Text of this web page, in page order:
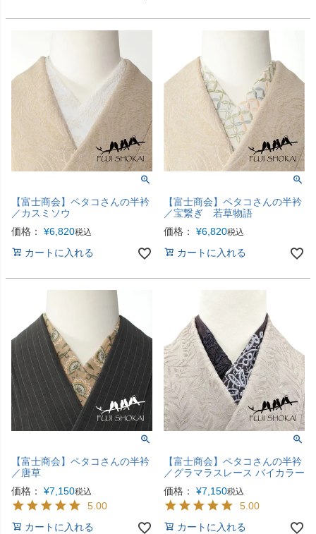
【富士商会】ペタコさんの半衿
／カスミソウ
価格：
¥6,820税込
カートに入れる
【富士商会】ペタコさんの半衿
／宝繋ぎ 若草物語
価格：
¥6,820税込
カートに入れる
【富士商会】ペタコさんの半衿
／唐草
価格：
¥7,150税込
5.00
カートに入れる
【富士商会】ペタコさんの半衿
／グラマラスレース バイカラー
価格：
¥7,150税込
5.00
カートに入れる